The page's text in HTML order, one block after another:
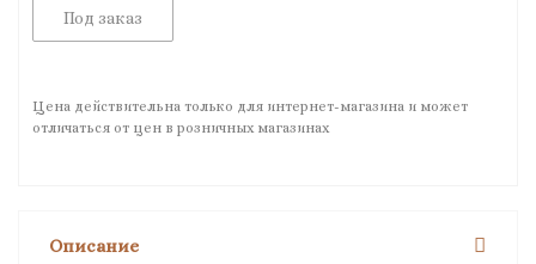
Под заказ
Цена действительна только для интернет-магазина и может
отличаться от цен в розничных магазинах
Описание